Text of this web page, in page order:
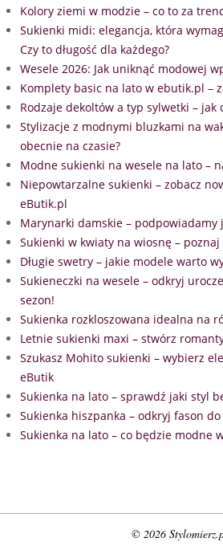
Kolory ziemi w modzie – co to za
Sukienki midi: elegancja, która
Czy to długość dla każdego?
Wesele 2026: Jak uniknąć modowej
Komplety basic na lato w ebutik.pl –
Rodzaje dekoltów a typ sylwetki –
Stylizacje z modnymi bluzkami na
obecnie na czasie?
Modne sukienki na wesele na lato –
Niepowtarzalne sukienki – zobacz
eButik.pl
Marynarki damskie – podpowiadamy
Sukienki w kwiaty na wiosnę –
Długie swetry – jakie modele warto
Sukieneczki na wesele – odkryj
sezon!
Sukienka rozkloszowana idealna na
Letnie sukienki maxi – stwórz
Szukasz Mohito sukienki – wybierz
eButik
Sukienka na lato – sprawdź jaki styl
Sukienka hiszpanka – odkryj fason
Sukienka na lato – co będzie modne
© 2026